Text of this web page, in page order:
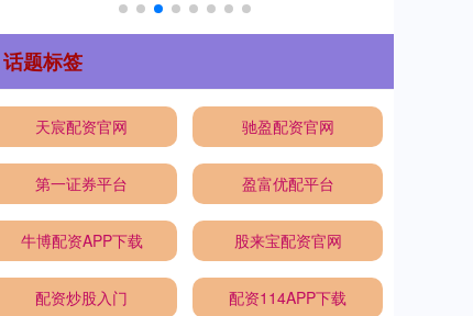
话题标签
天宸配资官网 驰盈配资官网
第一证券平台 盈富优配平台
牛博配资APP下载 股来宝配资官网
配资炒股入门 配资114APP下载